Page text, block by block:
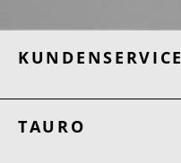
KUNDENSERVICE
TAURO